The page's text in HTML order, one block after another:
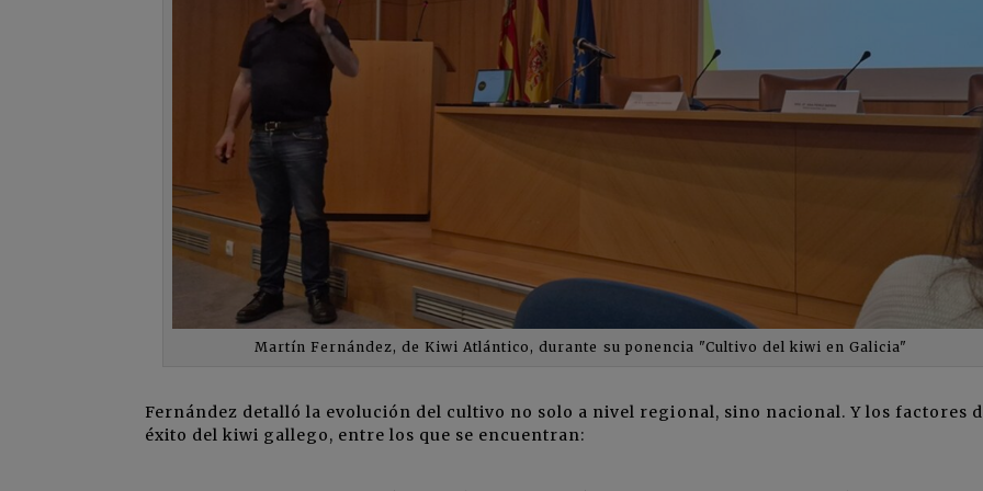
Martín Fernández, de Kiwi Atlántico, durante su ponencia "Cultivo del kiwi en Galicia"
Fernández detalló la evolución del cultivo no solo a nivel regional, sino nacional. Y los factores
éxito del kiwi gallego, entre los que se encuentran: